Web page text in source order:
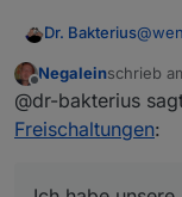
Dr. Bakterius@
Aber
Offline
Negaleinschrieb
zuletzt
@dr-bakterius
Freischaltungen: